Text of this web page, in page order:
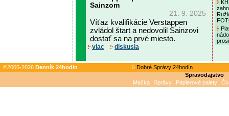
Sainzom
21. 9. 2025
Víťaz kvalifikácie Verstappen
zvládol štart a nedovolil Sainzovi
dostať sa na prvé miesto.
viac diskusia
©2005-2026 Denník 24hodin
Dobré Správy 24hodín
Spravodajstvo
Mačka
Správy Papierové palety